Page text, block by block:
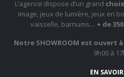
L’agence dispose d’un grand
image, jeux de lumière, jeux en
vaisselle, barnums… + de
Notre SHOWROOM est ouvert
9h00 à
EN